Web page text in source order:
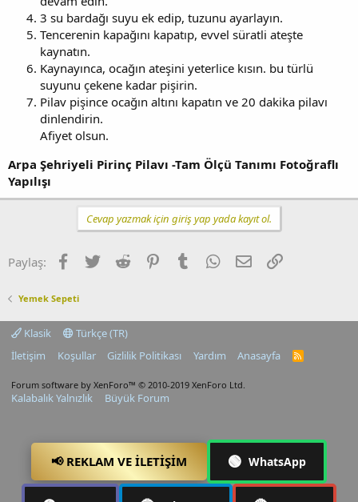
3 su bardağı suyu ek edip, tuzunu ayarlayın.
Tencerenin kapağını kapatıp, evvel süratli ateşte
kaynatın.
Kaynayınca, ocağın ateşini yeterlice kısın. bu türlü
suyunu çekene kadar pişirin.
Pilav pişince ocağın altını kapatın ve 20 dakika pilavı
dinlendirin.
Afiyet olsun.
Arpa Şehriyeli Pirinç Pilavı -Tam Ölçü Tanımı Fotoğraflı
Yapılışı
Cevap yazmak için giriş yap yada kayıt ol.
Paylaş: Facebook
TwitterReddit PinterestTumblrWhatsApp
E-postaLink
Yemek Sepeti
Klasik
Türkçe (TR)
İletişim
Koşullar Gizlilik Politikası Yardım Anasayfa
R
Forum software by XenForo™ © 2010-2019 XenForo Ltd.
Kalabalık Yalnızlık Büyük Forum
📢 REKLAM VE İLETIŞIM 🟢 WhatsApp